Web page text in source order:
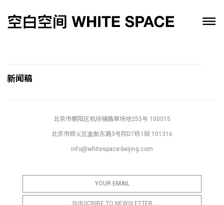
新闻稿
北京市朝阳区机场辅路草场地255号 100015
北京市顺义区金航东路3号院D7栋1层 101316
info@whitespace-beijing.com